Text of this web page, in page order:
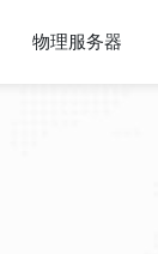
物理服务器